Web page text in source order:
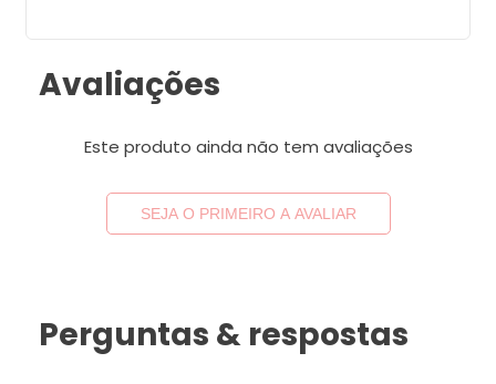
Avaliações
Este produto ainda não tem avaliações
SEJA O PRIMEIRO A AVALIAR
Perguntas & respostas